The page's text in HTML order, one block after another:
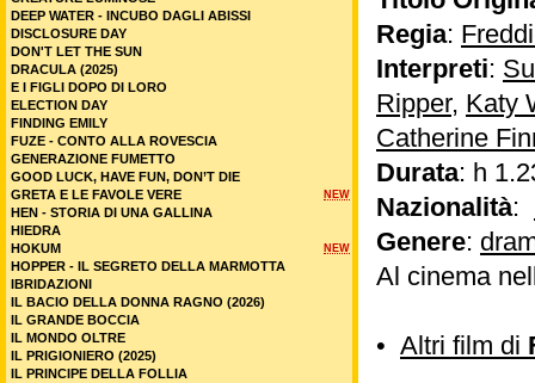
Regia:
Interpreti:
Ripper, Katy
Catherine
Durata: h
Nazionalità:
Genere:
Al cinema
• Altri film di
DEEP WATER - INCUBO DAGLI ABISSI
DISCLOSURE DAY
DON'T LET THE SUN
DRACULA (2025)
E I FIGLI DOPO DI LORO
ELECTION DAY
FINDING EMILY
FUZE - CONTO ALLA ROVESCIA
GENERAZIONE FUMETTO
GOOD LUCK, HAVE FUN, DON’T DIE
NEW
GRETA E LE FAVOLE VERE
HEN - STORIA DI UNA GALLINA
HIEDRA
NEW
HOKUM
HOPPER - IL SEGRETO DELLA MARMOTTA
IBRIDAZIONI
IL BACIO DELLA DONNA RAGNO (2026)
IL GRANDE BOCCIA
IL MONDO OLTRE
IL PRIGIONIERO (2025)
IL PRINCIPE DELLA FOLLIA